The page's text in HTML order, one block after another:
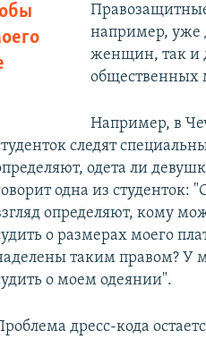
например, уже
женщин, так и
общественных
Например, в
следят
одета ли
одна из студенток:
определяют, кому
о размерах моего
таким правом? У
о моем одеянии".
дресс-кода